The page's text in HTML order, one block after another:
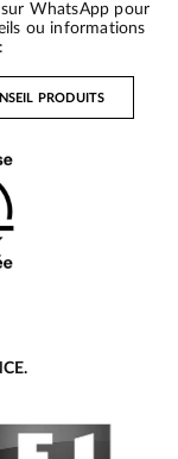
WhatsApp pour
ou informations
PRODUITS